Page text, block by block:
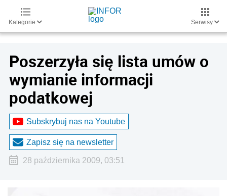
Kategorie Serwisy
Poszerzyła się lista umów o
wymianie informacji
podatkowej
Subskrybuj nas na Youtube
Zapisz się na newsletter
28 października 2009, 03:51